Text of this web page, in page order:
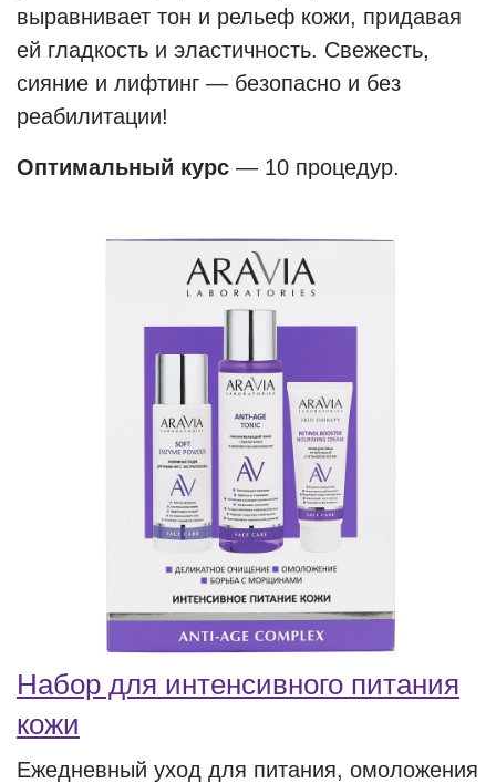
выравнивает тон и рельеф кожи, придавая
ей гладкость и эластичность. Свежесть,
сияние и лифтинг — безопасно и без
реабилитации!
Оптимальный курс — 10 процедур.
Набор для интенсивного питания
кожи
Ежедневный уход для питания, омоложения